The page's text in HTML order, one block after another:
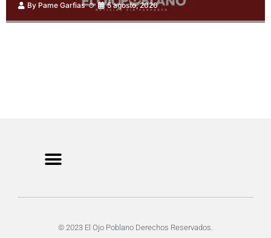
By Pame Garfias 5 agosto, 2026
© 2023 El Ojo Poblano Derechos Reservados.